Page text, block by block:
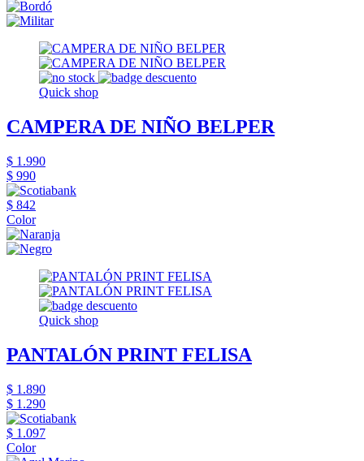
Quick shop
CAMPERA DE NIÑO BELPER
$ 1.990
$ 990
$ 842
Color
Quick shop
PANTALÓN PRINT FELISA
$ 1.890
$ 1.290
$ 1.097
Color